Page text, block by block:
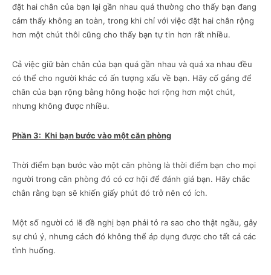
đặt hai chân của bạn lại gần nhau quá thường cho thấy bạn đang
cảm thấy không an toàn, trong khi chỉ với việc đặt hai chân rộng
hơn một chút thôi cũng cho thấy bạn tự tin hơn rất nhiều.
Cả việc giữ bàn chân của bạn quá gần nhau và quá xa nhau đều
có thể cho người khác có ấn tượng xấu về bạn. Hãy cố gắng để
chân của bạn rộng bằng hông hoặc hơi rộng hơn một chút,
nhưng không được nhiều.
Phần 3: Khi bạn bước vào một căn phòng
Thời điểm bạn bước vào một căn phòng là thời điểm bạn cho mọi
người trong căn phòng đó có cơ hội để đánh giá bạn. Hãy chắc
chắn rằng bạn sẽ khiến giấy phút đó trở nên có ích.
Một số người có lẽ đề nghị bạn phải tỏ ra sao cho thật ngầu, gây
sự chú ý, nhưng cách đó không thể áp dụng được cho tất cả các
tình huống.